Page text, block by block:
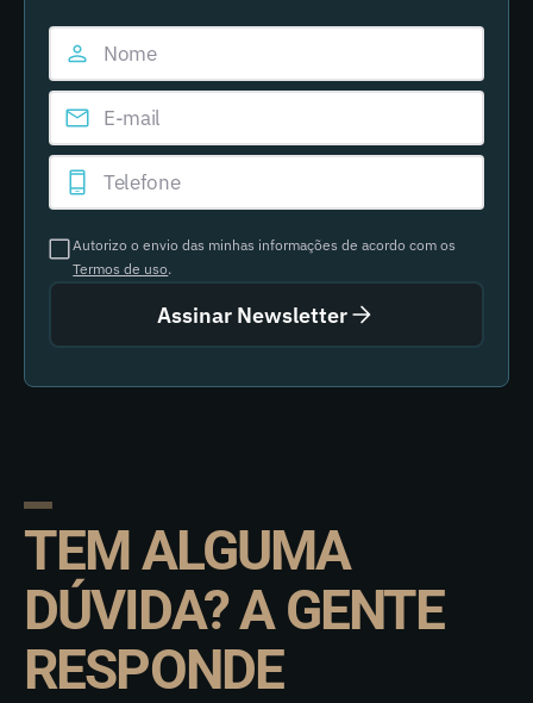
Autorizo o envio das minhas informações de acordo com os
Termos de uso.
Assinar Newsletter
TEM ALGUMA
DÚVIDA? A GENTE
RESPONDE